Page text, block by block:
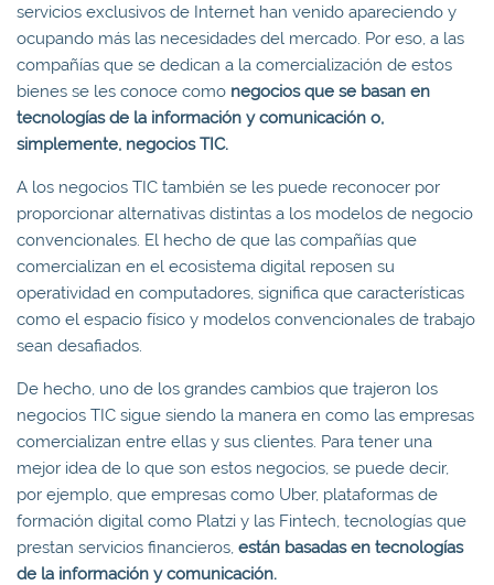
servicios exclusivos de Internet han venido apareciendo y
ocupando más las necesidades del mercado. Por eso, a las
compañías que se dedican a la comercialización de estos
bienes se les conoce como negocios que se basan en
tecnologías de la información y comunicación o,
simplemente, negocios TIC.
A los negocios TIC también se les puede reconocer por
proporcionar alternativas distintas a los modelos de negocio
convencionales. El hecho de que las compañías que
comercializan en el ecosistema digital reposen su
operatividad en computadores, significa que características
como el espacio físico y modelos convencionales de trabajo
sean desafiados.
De hecho, uno de los grandes cambios que trajeron los
negocios TIC sigue siendo la manera en como las empresas
comercializan entre ellas y sus clientes. Para tener una
mejor idea de lo que son estos negocios, se puede decir,
por ejemplo, que empresas como Uber, plataformas de
formación digital como Platzi y las Fintech, tecnologías que
prestan servicios financieros, están basadas en tecnologías
de la información y comunicación.